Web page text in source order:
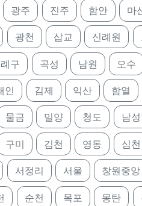
광주 진주 함안 마
광천 삽교 신례원
구 곡성 남원 오수
인 김제 익산 함열
물금 밀양 청도 남
구미 김천 영동 심천
서정리 서울 창원중앙
순천 목포 몽탄